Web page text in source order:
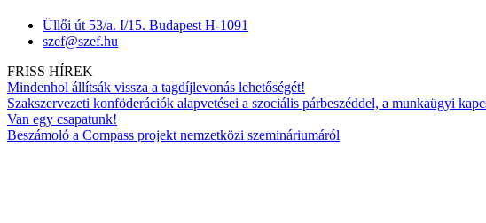
Üllői út 53/a. I/15. Budapest H-1091
szef@szef.hu
FRISS HÍREK
Mindenhol állítsák vissza a tagdíjlevonás lehetőségét!
Szakszervezeti konföderációk alapvetései a szociális párbeszéddel, a munkaügyi
Van egy csapatunk!
Beszámoló a Compass projekt nemzetközi szemináriumáról